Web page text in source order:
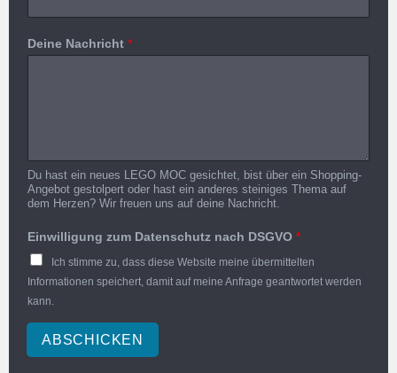
Deine Nachricht *
Du hast ein neues LEGO MOC gesichtet, bist über ein Shopping-
Angebot gestolpert oder hast ein anderes steiniges Thema auf
dem Herzen? Wir freuen uns auf deine Nachricht.
Einwilligung zum Datenschutz nach DSGVO *
Ich stimme zu, dass diese Website meine übermittelten
Informationen speichert, damit auf meine Anfrage geantwortet werden
kann.
ABSCHICKEN